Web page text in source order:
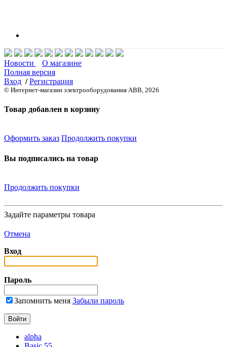
Новости
О магазине
Полная версия
Вход / Регистрация
© Интернет-магазин электрооборудования ABB, 2026
Товар добавлен в корзину
Оформить заказ Продолжить покупки
Вы подписались на товар
Продолжить покупки
Задайте параметры товара
Отмена
Вход
Пароль
Запомнить меня Забыли пароль
alpha